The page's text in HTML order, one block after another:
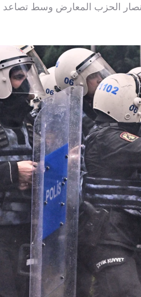
الحزب المعارض وسط تصاعد